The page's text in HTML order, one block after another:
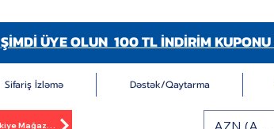
ŞİMDİ ÜYE OLUN 100 TL İNDİRİM
Sifariş İzləmə Dəstək/Qaytarma
BizmarStore Türkiye Mağazası AZN (AZN)